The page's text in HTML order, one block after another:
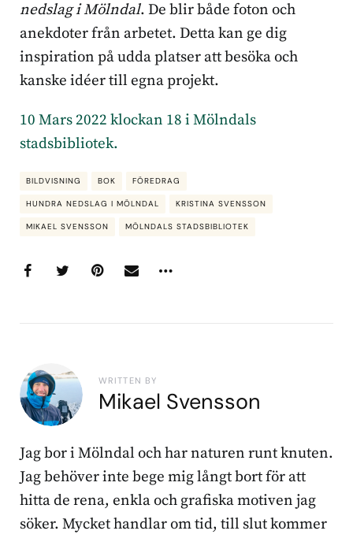
nedslag i Mölndal. De blir både foton och
anekdoter från arbetet. Detta kan ge dig
inspiration på udda platser att besöka och
kanske idéer till egna projekt.
10 Mars 2022 klockan 18 i Mölndals
stadsbibliotek.
BILDVISNING BOK FÖREDRAG
HUNDRA NEDSLAG I MÖLNDAL KRISTINA SVENSSON
MIKAEL SVENSSON MÖLNDALS STADSBIBLIOTEK
WRITTEN BY
Mikael Svensson
Jag bor i Mölndal och har naturen runt knuten.
Jag behöver inte bege mig långt bort för att
hitta de rena, enkla och grafiska motiven jag
söker. Mycket handlar om tid, till slut kommer